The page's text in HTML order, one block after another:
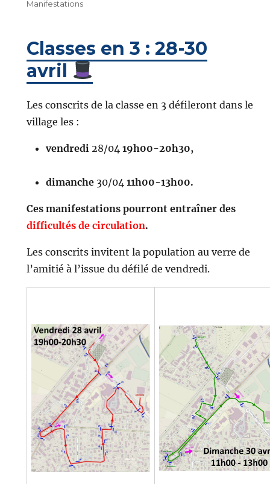
le
Manifestations
Classes en 3 : 28-30
avril
Les conscrits de la classe en 3 défileront dans le
village les :
vendredi 28/04 19h00-20h30,
dimanche 30/04 11h00-13h00.
Ces manifestations pourront entraîner des
difficultés de circulation.
Les conscrits invitent la population au verre de
l’amitié à l’issue du défilé de vendredi.